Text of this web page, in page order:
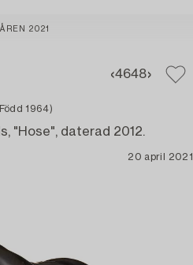
2021
4648
1964)
"Hose", daterad 2012.
20 april 2021